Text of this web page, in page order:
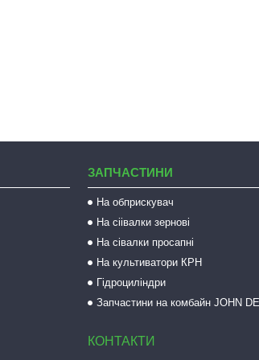
ЗАПЧАСТИНИ
На обприскувач
На сіівалки зернові
На сівалки просапні
На культиватори КРН
Гідроциліндри
Запчастини на комбайн JOHN